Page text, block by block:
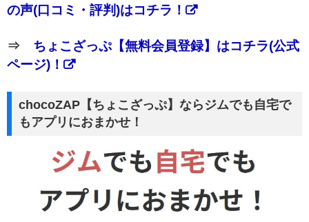
の声(口コミ・評判)はコチラ！
⇒ ちょこざっぷ【無料会員登録】はコチラ(公式
ページ)！
chocoZAP【ちょこざっぷ】ならジムでも自宅で
もアプリにおまかせ！